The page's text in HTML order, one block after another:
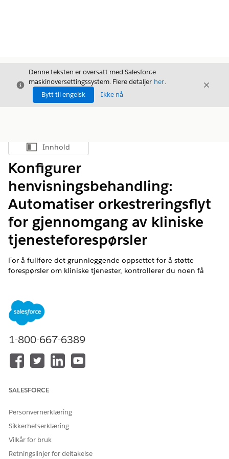
Avslutt
Denne teksten er oversatt med Salesforce
maskinoversettingssystem. Flere detaljer her.
Bytt til engelsk
Ikke nå
Avslutt
Vis innholdsfortegnelse
Innhold
Konfigurer
henvisningsbehandling:
Automatiser orkestreringsflyt
for gjennomgang av kliniske
tjenesteforespørsler
For å fullføre det grunnleggende oppsettet for å støtte
forespørsler om kliniske tjenester, kontrollerer du noen få
Review (gjennomgang av kliniske tjenesteforespørsler).
NØDVENDIGE UTGAVER
Tilgjengelig i Lightning Experience
Tilgjengelig iEnterprise
Cloud
NØDVENDIGE BRUKERTILLATELSER
For å åpne, redigere,
opprette, aktivere eller
deaktivere en flyt:
Før du aktiverer henvisningsbehandling: Automatiser
1-800-667-6389
SALESFORCE
Personvernerklæring
Sikkerhetserklæring
Vilkår for bruk
Retningslinjer for deltakelse